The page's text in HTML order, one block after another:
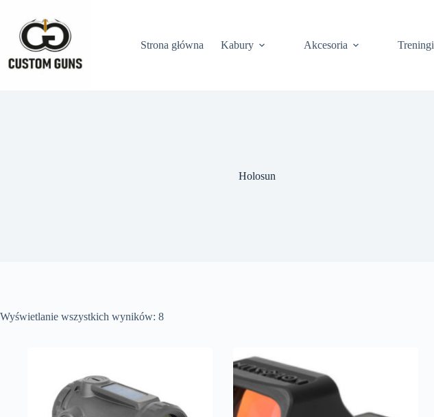
Strona główna Kabury Akcesoria Treningi
Holosun
Wyświetlanie wszystkich wyników: 8